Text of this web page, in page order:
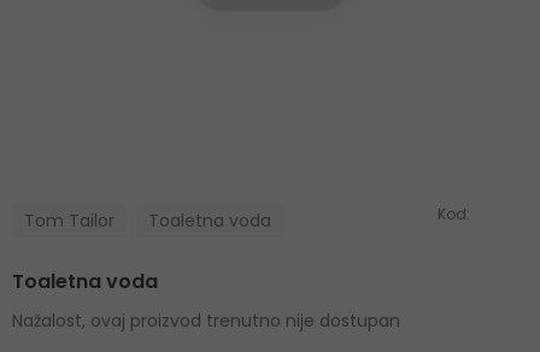
Tom Tailor Toaletna voda Kod:
Toaletna voda
Nažalost, ovaj proizvod trenutno nije dostupan